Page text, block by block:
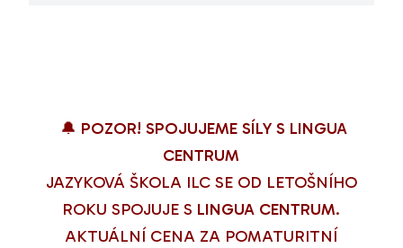
🔔 POZOR! SPOJUJEME SÍLY S LINGUA
CENTRUM
JAZYKOVÁ ŠKOLA ILC SE OD LETOŠNÍHO
ROKU SPOJUJE S LINGUA CENTRUM.
AKTUÁLNÍ CENA ZA POMATURITNÍ